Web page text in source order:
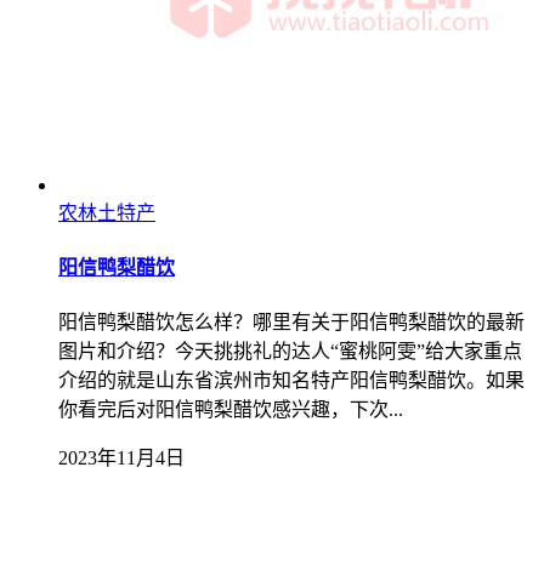
农林土特产
阳信鸭梨醋饮
阳信鸭梨醋饮怎么样？哪里有关于阳信鸭梨醋饮的最新
图片和介绍？今天挑挑礼的达人“蜜桃阿雯”给大家重点
介绍的就是山东省滨州市知名特产阳信鸭梨醋饮。如果
你看完后对阳信鸭梨醋饮感兴趣，下次...
2023年11月4日